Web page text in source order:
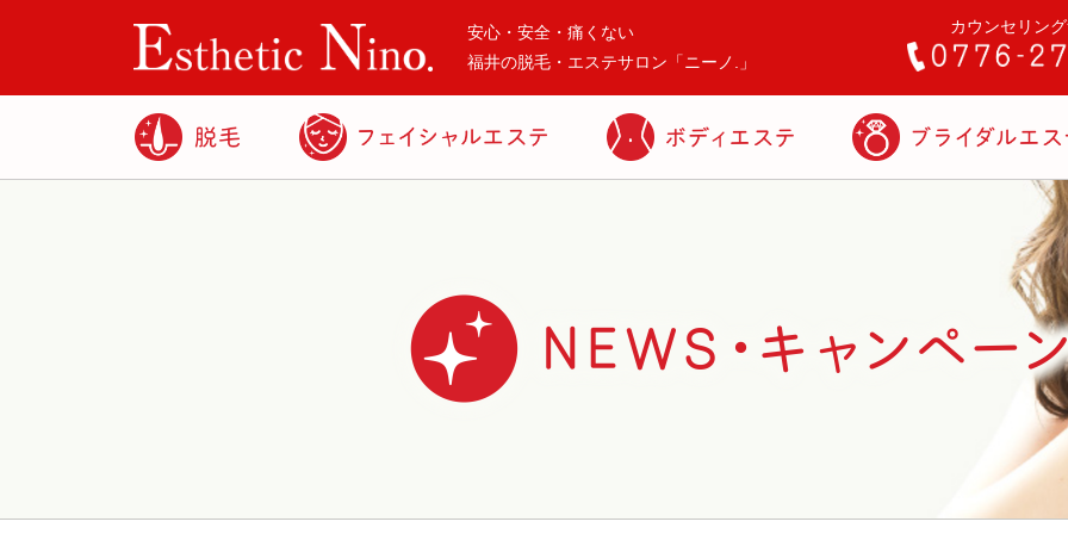
安心・安全・痛くない
福井の脱毛・エステサロン「ニーノ.」
カウンセリン